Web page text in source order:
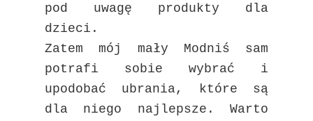
pod uwagę produkty dla
dzieci.
Zatem mój mały Modniś sam
potrafi sobie wybrać i
upodobać ubrania, które są
dla niego najlepsze. Warto